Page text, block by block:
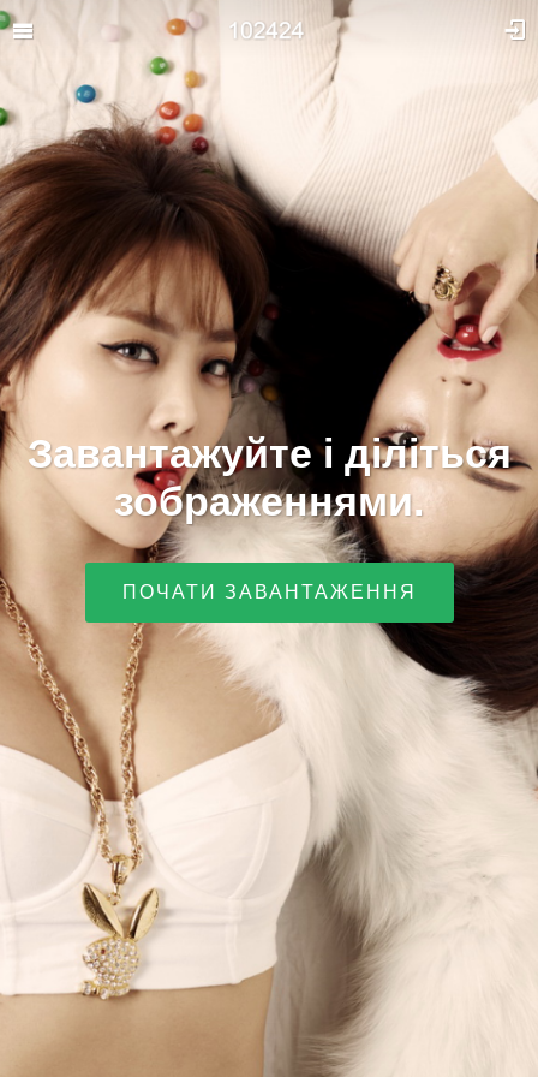
Завантажуйте і діліться
зображеннями.
ПОЧАТИ ЗАВАНТАЖЕННЯ